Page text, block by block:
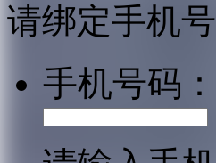
请绑定手机
手机号码：